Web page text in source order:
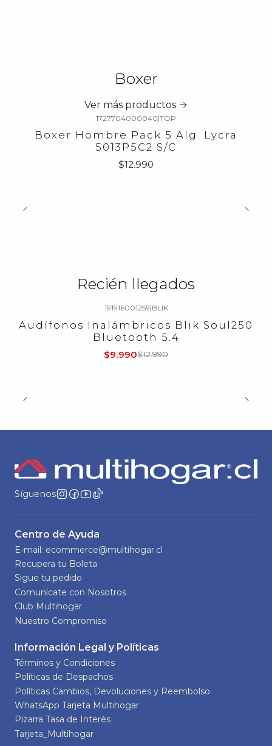
Boxer
Ver más productos
1727704000040|TOP
Boxer Hombre Pack 5 Alg. Lycra
5013P5C2 S/C
$12.990
Recién llegados
-23%OFF
191916001259|BLIK
Audífonos Inalámbricos Blik Soul250
Bluetooth 5.4
$9.990$12.990
Síguenos
Centro de Ayuda
E-mail: ecommerce@multihogar.cl
Recupera tu Boleta
Sigue tu pedido
Comunícate con Nosotros
Club Multihogar
Nuestro Compromiso
Información Legal y Políticas
Términos y Condiciones
Políticas de Despachos
Políticas Cambios, Devoluciones y Reembolso
WhatsApp Tarjeta Multihogar
Pizarra Tasa de Interés
Tarjeta_Multihogar